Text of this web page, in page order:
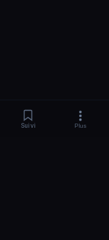
Suivi Plus